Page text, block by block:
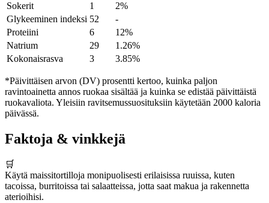
Sokerit
1
2%
Glykeeminen indeksi 52
-
Proteiini
6
12%
Natrium
29
1.26%
Kokonaisrasva
3 3.85%
*Päivittäisen arvon (DV) prosentti kertoo, kuinka paljon
ravintoainetta annos ruokaa sisältää ja kuinka se edistää päivittäistä
ruokavaliota. Yleisiin ravitsemussuosituksiin käytetään 2000 kaloria
päivässä.
Faktoja & vinkkejä
🛒
Käytä maissitortilloja monipuolisesti erilaisissa ruuissa, kuten
tacoissa, burritoissa tai salaatteissa, jotta saat makua ja rakennetta
aterioihisi.